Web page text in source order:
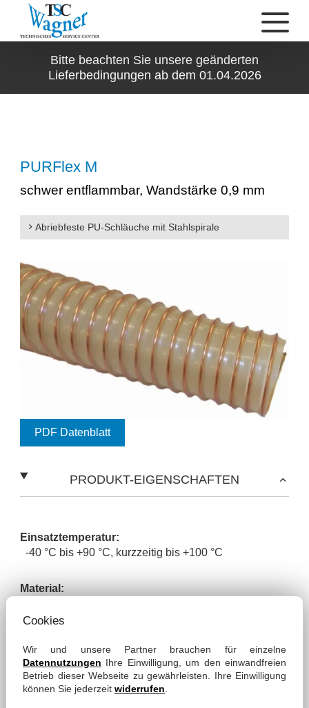
Bitte beachten Sie unsere geänderten
Lieferbedingungen ab dem 01.04.2026
PURFlex M
schwer entflammbar, Wandstärke 0,9 mm
Abriebfeste PU-Schläuche mit Stahlspirale
PDF Datenblatt
PRODUKT-EIGENSCHAFTEN
Einsatztemperatur:
-40 °C bis +90 °C, kurzzeitig bis +100 °C
Material:
- Federdraht-Spirale
Eigenschaften:
- schwer entflammbar gemäß DIN 4102 B1
- sehr hohe Abriebfestigkeit
Cookies
Wir und unsere Partner brauchen für einzelne
Datennutzungen Ihre Einwilligung, um den einwandfreien
Betrieb dieser Webseite zu gewährleisten. Ihre Einwilligung
können Sie jederzeit widerrufen